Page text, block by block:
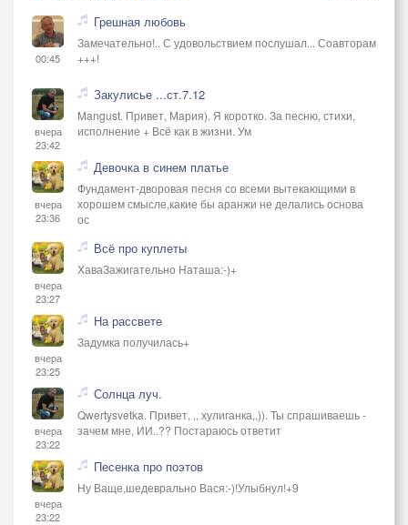
00:45
Грешная любовь
Замечательно!.. С удовольствием послушал... Соавторам
+++!
вчера
23:42
Закулисье ...ст.7.12
Mangust. Привет, Мария). Я коротко. За песню, стихи,
исполнение + Всё как в жизни. Ум
вчера
23:36
Девочка в синем платье
Фундамент-дворовая песня со всеми вытекающими в
хорошем смысле,какие бы аранжи не делались основа
ос
вчера
23:27
Всё про куплеты
ХаваЗажигательно Наташа:-)+
вчера
23:25
На рассвете
Задумка получилась+
вчера
23:22
Солнца луч.
Qwertysvetka. Привет, ,, хулиганка,,)). Ты спрашиваешь -
зачем мне, ИИ..?? Постараюсь ответит
вчера
23:22
Песенка про поэтов
Ну Ваще,шедеврально Вася:-)!Улыбнул!+9